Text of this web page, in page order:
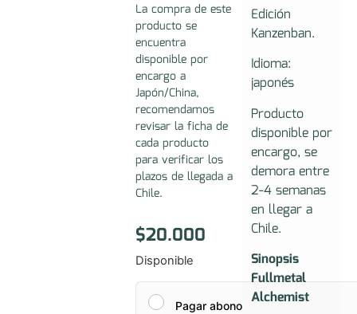
La compra de este
producto se
encuentra
disponible por
encargo a
Japón/China,
recomendamos
revisar la ficha de
cada producto
para verificar los
plazos de llegada a
Chile.
$20.000
Disponible
Pagar abono
Edición
Kanzenban.
Idioma:
japonés
Producto
disponible por
encargo, se
demora entre
2-4 semanas
en llegar a
Chile.
Sinopsis
Fullmetal
Alchemist